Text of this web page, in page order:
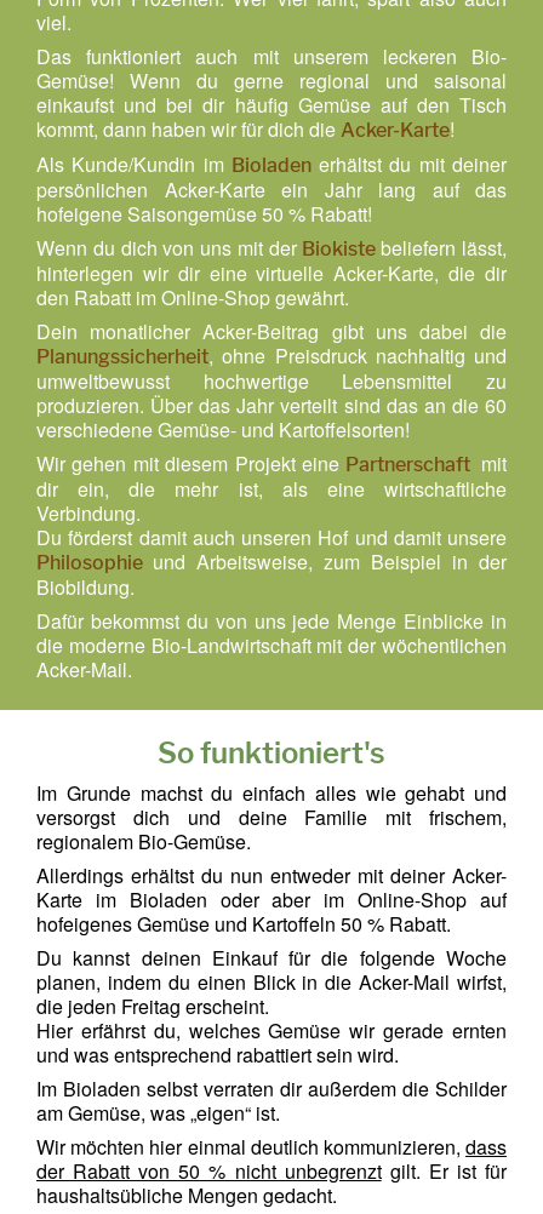
viel.
Das funktioniert auch mit unserem leckeren Bio-
Gemüse! Wenn du gerne regional und saisonal
einkaufst und bei dir häufig Gemüse auf den Tisch
kommt, dann haben wir für dich die Acker-Karte!
Als Kunde/Kundin im Bioladen erhältst du mit deiner
persönlichen Acker-Karte ein Jahr lang auf das
hofeigene Saisongemüse 50 % Rabatt!
Wenn du dich von uns mit der Biokiste beliefern lässt,
hinterlegen wir dir eine virtuelle Acker-Karte, die dir
den Rabatt im Online-Shop gewährt.
Dein monatlicher Acker-Beitrag gibt uns dabei die
Planungssicherheit, ohne Preisdruck nachhaltig und
umweltbewusst hochwertige Lebensmittel zu
produzieren. Über das Jahr verteilt sind das an die 60
verschiedene Gemüse- und Kartoffelsorten!
Wir gehen mit diesem Projekt eine Partnerschaft mit
dir ein, die mehr ist, als eine wirtschaftliche
Verbindung.
Du förderst damit auch unseren Hof und damit unsere
Philosophie und Arbeitsweise, zum Beispiel in der
Biobildung.
Dafür bekommst du von uns jede Menge Einblicke in
die moderne Bio-Landwirtschaft mit der wöchentlichen
Acker-Mail.
So funktioniert's
Im Grunde machst du einfach alles wie gehabt und
versorgst dich und deine Familie mit frischem,
regionalem Bio-Gemüse.
Allerdings erhältst du nun entweder mit deiner Acker-
Karte im Bioladen oder aber im Online-Shop auf
hofeigenes Gemüse und Kartoffeln 50 % Rabatt.
Du kannst deinen Einkauf für die folgende Woche
planen, indem du einen Blick in die Acker-Mail wirfst,
die jeden Freitag erscheint.
Hier erfährst du, welches Gemüse wir gerade ernten
und was entsprechend rabattiert sein wird.
Im Bioladen selbst verraten dir außerdem die Schilder
am Gemüse, was „eigen“ ist.
Wir möchten hier einmal deutlich kommunizieren, dass
der Rabatt von 50 % nicht unbegrenztgilt. Er ist für
haushaltsübliche Mengen gedacht.